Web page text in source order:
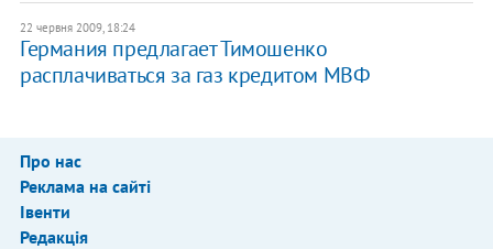
22 червня 2009, 18:24
Германия предлагает Тимошенко
расплачиваться за газ кредитом МВФ
Про нас
Реклама на сайті
Івенти
Редакція